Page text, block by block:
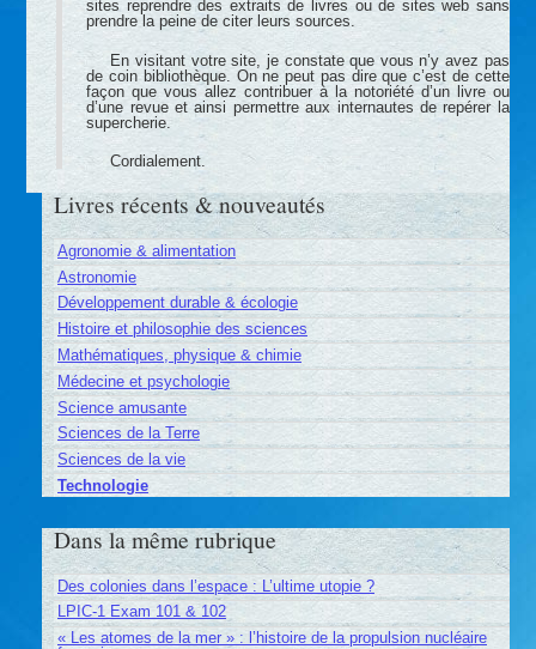
sites reprendre des extraits de livres ou de sites web sans
prendre la peine de citer leurs sources.
En visitant votre site, je constate que vous n’y avez pas
de coin bibliothèque. On ne peut pas dire que c’est de cette
façon que vous allez contribuer à la notoriété d’un livre ou
d’une revue et ainsi permettre aux internautes de repérer la
supercherie.
Cordialement.
Livres récents & nouveautés
Agronomie & alimentation
Astronomie
Développement durable & écologie
Histoire et philosophie des sciences
Mathématiques, physique & chimie
Médecine et psychologie
Science amusante
Sciences de la Terre
Sciences de la vie
Technologie
Dans la même rubrique
Des colonies dans l’espace : L’ultime utopie ?
LPIC-1 Exam 101 & 102
« Les atomes de la mer » : l’histoire de la propulsion nucléaire